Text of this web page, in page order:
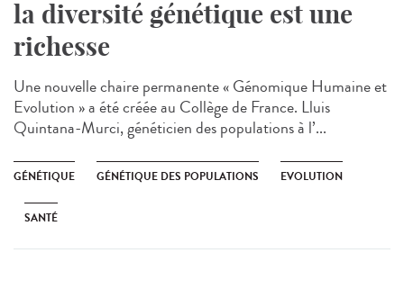
la diversité génétique est une
richesse
Une nouvelle chaire permanente « Génomique Humaine et
Evolution » a été créée au Collège de France. Lluis
Quintana-Murci, généticien des populations à l’...
GÉNÉTIQUE GÉNÉTIQUE DES POPULATIONS EVOLUTION
SANTÉ